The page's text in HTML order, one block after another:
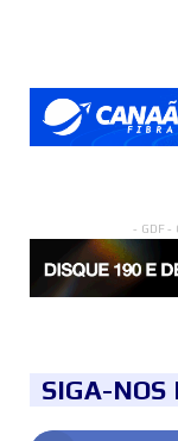
- GDF -
SIGA-NOS